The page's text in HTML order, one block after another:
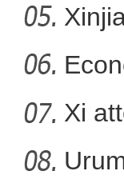
ann
Xi